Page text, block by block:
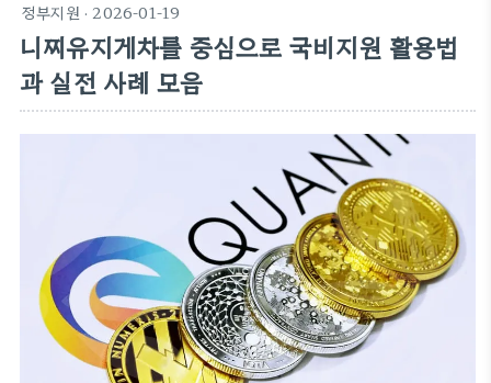
정부지원 · 2026-01-19
니찌유지게차를 중심으로 국비지원 활용법
과 실전 사례 모음